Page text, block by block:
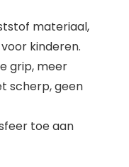
materiaal,
kinderen.
grip, meer
scherp, geen
toe aan